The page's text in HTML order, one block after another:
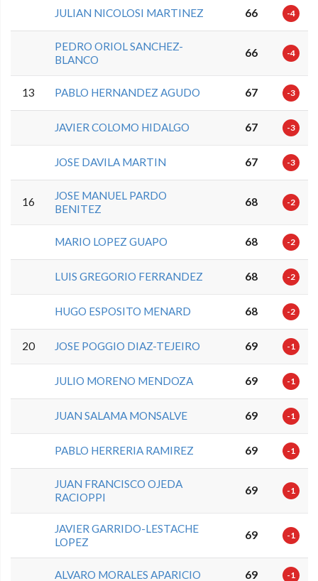
JULIAN NICOLOSI MARTINEZ 66 -4
PEDRO ORIOL SANCHEZ-
BLANCO
66 -4
13 PABLO HERNANDEZ AGUDO 67 -3
JAVIER COLOMO HIDALGO 67 -3
JOSE DAVILA MARTIN 67 -3
16
JOSE MANUEL PARDO
BENITEZ
68 -2
MARIO LOPEZ GUAPO 68 -2
LUIS GREGORIO FERRANDEZ 68 -2
HUGO ESPOSITO MENARD 68 -2
20 JOSE POGGIO DIAZ-TEJEIRO 69 -1
JULIO MORENO MENDOZA 69 -1
JUAN SALAMA MONSALVE 69 -1
PABLO HERRERIA RAMIREZ 69 -1
JUAN FRANCISCO OJEDA
RACIOPPI
69 -1
JAVIER GARRIDO-LESTACHE
LOPEZ
69 -1
ALVARO MORALES APARICIO 69 -1